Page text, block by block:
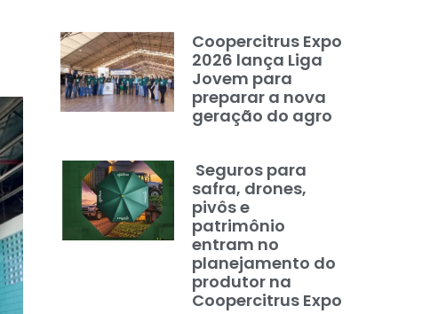
Coopercitrus Expo
2026 lança Liga
Jovem para
preparar a nova
geração do agro
Seguros para
safra, drones,
pivôs e
patrimônio
entram no
planejamento do
produtor na
Coopercitrus Expo